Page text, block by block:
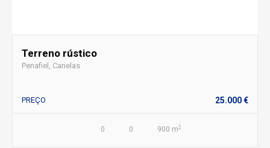
Terreno rústico
Penafiel, Canelas
PREÇO 25.000 €
0 0 900 m2